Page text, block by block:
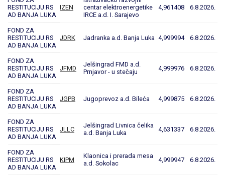
RESTITUCIJU RS
AD BANJA LUKA
IZEN
centar elektroenergetike
IRCE a.d. I. Sarajevo
4,961408 6.8.2026.
FOND ZA
RESTITUCIJU RS
AD BANJA LUKA
JDRK Jadranka a.d. Banja Luka 4,999994 6.8.2026.
FOND ZA
RESTITUCIJU RS
AD BANJA LUKA
JFMD
Jelšingrad FMD a.d.
Prnjavor - u stečaju
4,999976 6.8.2026.
FOND ZA
RESTITUCIJU RS
AD BANJA LUKA
JGPB Jugoprevoz a.d. Bileća 4,999875 6.8.2026.
FOND ZA
RESTITUCIJU RS
AD BANJA LUKA
JLLC
Jelšingrad Livnica čelika
a.d. Banja Luka
4,631337 6.8.2026.
FOND ZA
RESTITUCIJU RS
AD BANJA LUKA
KIPM
Klaonica i prerada mesa
a.d. Sokolac
4,999947 6.8.2026.